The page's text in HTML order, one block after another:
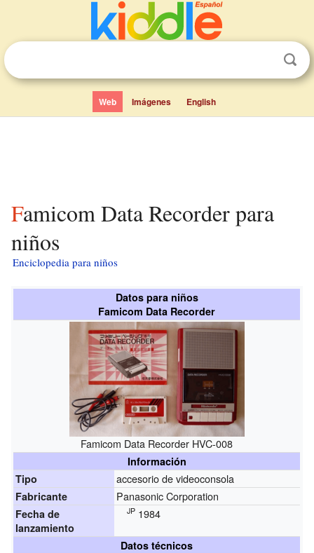
Web Imágenes English
Famicom Data Recorder para
niños
Enciclopedia para niños
Datos para niños
Famicom Data Recorder
Famicom Data Recorder HVC-008
Información
Tipo
accesorio de videoconsola
Fabricante Panasonic Corporation
Fecha de
lanzamiento
JP1984
Datos técnicos